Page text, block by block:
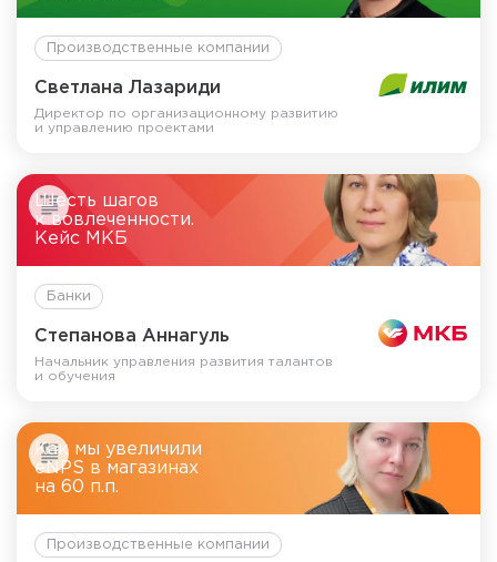
Производственные компании
Светлана Лазариди
Директор по организационному развитию
и управлению проектами
Шесть шагов
к вовлеченности.
Кейс МКБ
Банки
Степанова Аннагуль
Начальник управления развития талантов
и обучения
Как мы увеличили
eNPS в магазинах
на 60 п.п.
Производственные компании